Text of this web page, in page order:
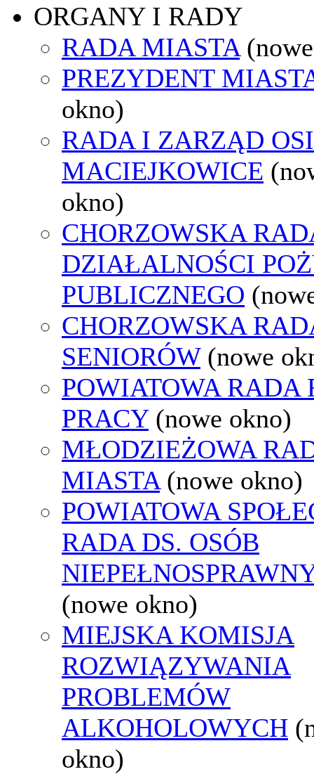
ORGANY I RADY
RADA MIASTA
PREZYDENT
okno)
RADA I ZARZĄD
MACIEJKOWICE
okno)
CHORZOWSKA
DZIAŁALNOŚCI
PUBLICZNEGO
CHORZOWSKA
SENIORÓW (nowe
POWIATOWA RADA
PRACY (nowe okno)
MŁODZIEŻOWA
MIASTA (nowe okno)
POWIATOWA
RADA DS. OSÓB
(nowe okno)
MIEJSKA KOMISJA
ROZWIĄZYWANIA
PROBLEMÓW
ALKOHOLOWYCH
okno)